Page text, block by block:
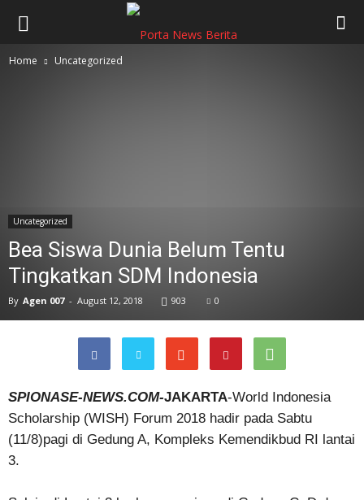
Home Uncategorized
Uncategorized
Bea Siswa Dunia Belum Tentu
Tingkatkan SDM Indonesia
By Agen 007 - August 12, 2018 903 0
SPIONASE-NEWS.COM-JAKARTA-World Indonesia
Scholarship (WISH) Forum 2018 hadir pada Sabtu
(11/8)pagi di Gedung A, Kompleks Kemendikbud RI lantai
3.